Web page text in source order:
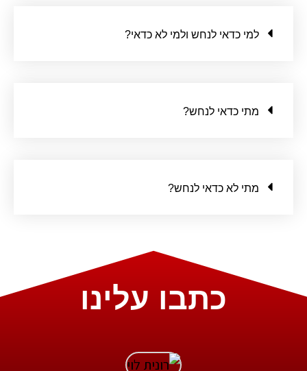
למי כדאי לנחש ולמי לא כדאי?
מתי כדאי לנחש?
מתי לא כדאי לנחש?
כתבו עלינו